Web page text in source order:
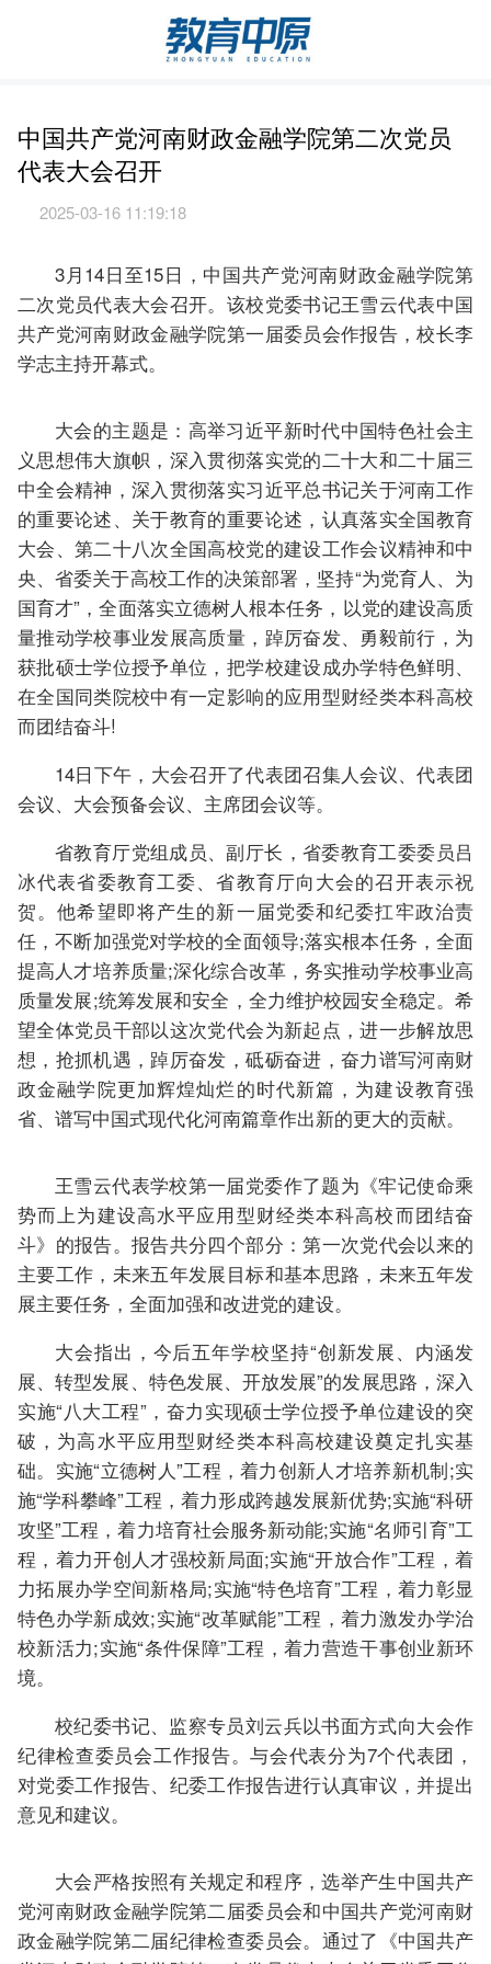
中国共产党河南财政金融学院第二次党员
代表大会召开
2025-03-16 11:19:18
3月14日至15日，中国共产党河南财政金融学院第
二次党员代表大会召开。该校党委书记王雪云代表中国
共产党河南财政金融学院第一届委员会作报告，校长李
学志主持开幕式。
大会的主题是：高举习近平新时代中国特色社会主
义思想伟大旗帜，深入贯彻落实党的二十大和二十届三
中全会精神，深入贯彻落实习近平总书记关于河南工作
的重要论述、关于教育的重要论述，认真落实全国教育
大会、第二十八次全国高校党的建设工作会议精神和中
央、省委关于高校工作的决策部署，坚持“为党育人、为
国育才”，全面落实立德树人根本任务，以党的建设高质
量推动学校事业发展高质量，踔厉奋发、勇毅前行，为
获批硕士学位授予单位，把学校建设成办学特色鲜明、
在全国同类院校中有一定影响的应用型财经类本科高校
而团结奋斗!
14日下午，大会召开了代表团召集人会议、代表团
会议、大会预备会议、主席团会议等。
省教育厅党组成员、副厅长，省委教育工委委员吕
冰代表省委教育工委、省教育厅向大会的召开表示祝
贺。他希望即将产生的新一届党委和纪委扛牢政治责
任，不断加强党对学校的全面领导;落实根本任务，全面
提高人才培养质量;深化综合改革，务实推动学校事业高
质量发展;统筹发展和安全，全力维护校园安全稳定。希
望全体党员干部以这次党代会为新起点，进一步解放思
想，抢抓机遇，踔厉奋发，砥砺奋进，奋力谱写河南财
政金融学院更加辉煌灿烂的时代新篇，为建设教育强
省、谱写中国式现代化河南篇章作出新的更大的贡献。
王雪云代表学校第一届党委作了题为《牢记使命乘
势而上为建设高水平应用型财经类本科高校而团结奋
斗》的报告。报告共分四个部分：第一次党代会以来的
主要工作，未来五年发展目标和基本思路，未来五年发
展主要任务，全面加强和改进党的建设。
大会指出，今后五年学校坚持“创新发展、内涵发
展、转型发展、特色发展、开放发展”的发展思路，深入
实施“八大工程”，奋力实现硕士学位授予单位建设的突
破，为高水平应用型财经类本科高校建设奠定扎实基
础。实施“立德树人”工程，着力创新人才培养新机制;实
施“学科攀峰”工程，着力形成跨越发展新优势;实施“科研
攻坚”工程，着力培育社会服务新动能;实施“名师引育”工
程，着力开创人才强校新局面;实施“开放合作”工程，着
力拓展办学空间新格局;实施“特色培育”工程，着力彰显
特色办学新成效;实施“改革赋能”工程，着力激发办学治
校新活力;实施“条件保障”工程，着力营造干事创业新环
境。
校纪委书记、监察专员刘云兵以书面方式向大会作
纪律检查委员会工作报告。与会代表分为7个代表团，
对党委工作报告、纪委工作报告进行认真审议，并提出
意见和建议。
大会严格按照有关规定和程序，选举产生中国共产
党河南财政金融学院第二届委员会和中国共产党河南财
政金融学院第二届纪律检查委员会。通过了《中国共产